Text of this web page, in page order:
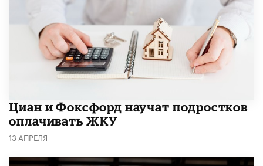
Циан и Фоксфорд научат подростков
оплачивать ЖКУ
13 АПРЕЛЯ